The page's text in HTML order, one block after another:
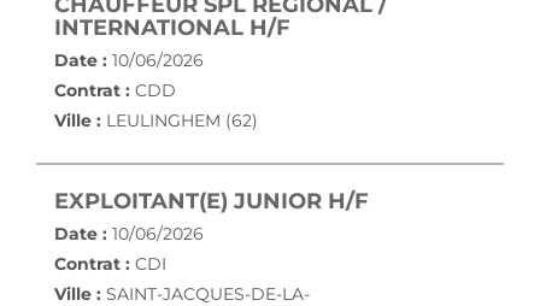
INTERNATIONAL H/F
Date : 10/06/2026
Contrat : CDD
Ville : LEULINGHEM (62)
EXPLOITANT(E) JUNIOR H/F
Date : 10/06/2026
Contrat : CDI
Ville : SAINT-JACQUES-DE-LA-